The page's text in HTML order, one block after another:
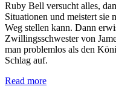
Ruby Bell versucht alles,
Situationen und meistert sie
Weg stellen kann. Dann
Zwillingsschwester von
man problemlos als den
Schlag auf.
Read more